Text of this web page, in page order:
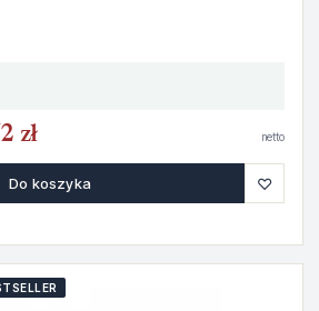
zł netto
Do koszyka ♡